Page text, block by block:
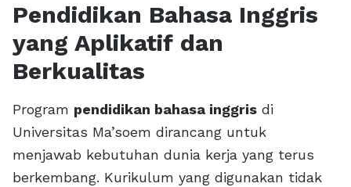
Pendidikan Bahasa Inggris
yang Aplikatif dan
Berkualitas
Program pendidikan bahasa inggris di
Universitas Ma’soem dirancang untuk
menjawab kebutuhan dunia kerja yang terus
berkembang. Kurikulum yang digunakan tidak